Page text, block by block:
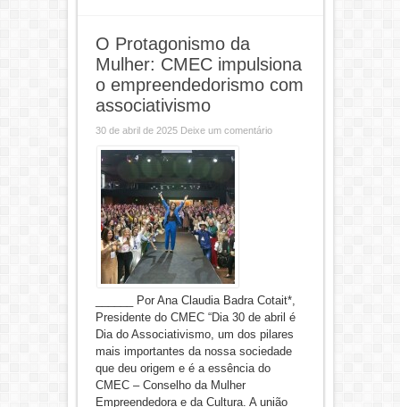
O Protagonismo da
Mulher: CMEC impulsiona
o empreendedorismo com
associativismo
30 de abril de 2025 Deixe um comentário
______ Por Ana Claudia Badra Cotait*,
Presidente do CMEC “Dia 30 de abril é
Dia do Associativismo, um dos pilares
mais importantes da nossa sociedade
que deu origem e é a essência do
CMEC – Conselho da Mulher
Empreendedora e da Cultura. A união